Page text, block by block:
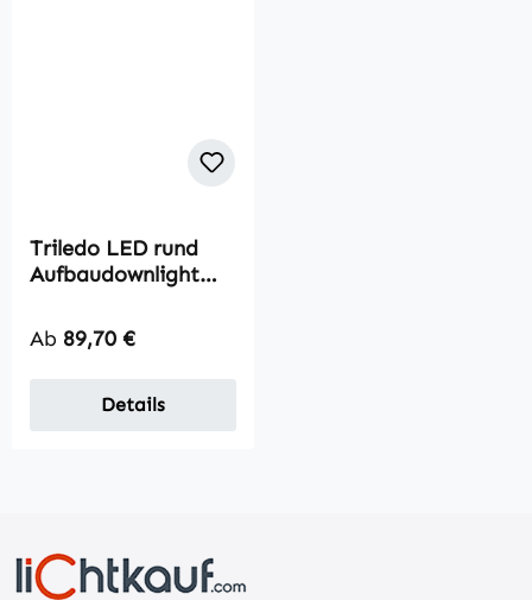
Triledo LED rund
Aufbaudownlight
Regulärer Preis:
Ab 89,70 €
Details